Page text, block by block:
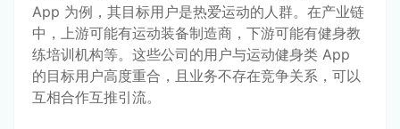
App 为例，其目标用户是热爱运动的人群。在产业链
中，上游可能有运动装备制造商，下游可能有健身教
练培训机构等。这些公司的用户与运动健身类 App
的目标用户高度重合，且业务不存在竞争关系，可以
互相合作互推引流。